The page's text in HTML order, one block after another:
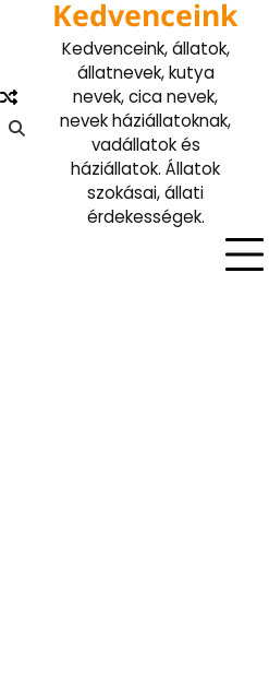
Kedvenceink
Kedvenceink, állatok,
állatnevek, kutya
nevek, cica nevek,
nevek háziállatoknak,
vadállatok és
háziállatok. Állatok
szokásai, állati
érdekességek.